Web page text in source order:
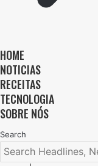
HOME
NOTICIAS
RECEITAS
TECNOLOGIA
SOBRE NÓS
Search